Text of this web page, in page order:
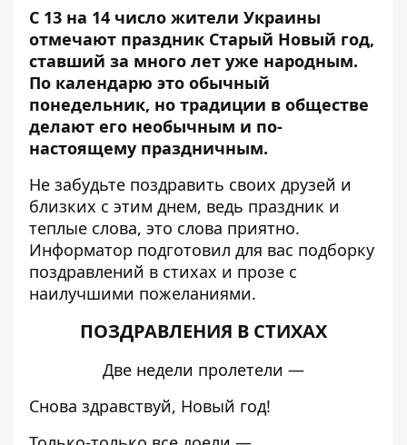
С 13 на 14 число жители Украины
отмечают праздник Старый Новый год,
ставший за много лет уже народным.
По календарю это обычный
понедельник, но традиции в обществе
делают его необычным и по-
настоящему праздничным.
Не забудьте поздравить своих друзей и
близких с этим днем, ведь праздник и
теплые слова, это слова приятно.
Информатор подготовил для вас подборку
поздравлений в стихах и прозе с
наилучшими пожеланиями.
ПОЗДРАВЛЕНИЯ В СТИХАХ
Две недели пролетели —
Снова здравствуй, Новый год!